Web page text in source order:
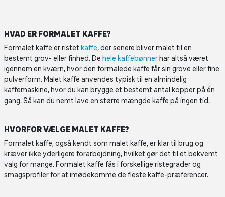
HVAD ER FORMALET KAFFE?
Formalet kaffe er ristet kaffe, der senere bliver malet til en
bestemt grov- eller finhed. De hele kaffebønnerhar altså været
igennem en kværn, hvor den formalede kaffe får sin grove eller fine
pulverform. Malet kaffe anvendes typisk til en almindelig
kaffemaskine, hvor du kan brygge et bestemt antal kopper på én
gang. Så kan du nemt lave en større mængde kaffe på ingen tid.
HVORFOR VÆLGE MALET KAFFE?
Formalet kaffe, også kendt som malet kaffe, er klar til brug og
kræver ikke yderligere forarbejdning, hvilket gør det til et bekvemt
valg for mange. Formalet kaffe fås i forskellige ristegrader og
smagsprofiler for at imødekomme de fleste kaffe-præferencer.